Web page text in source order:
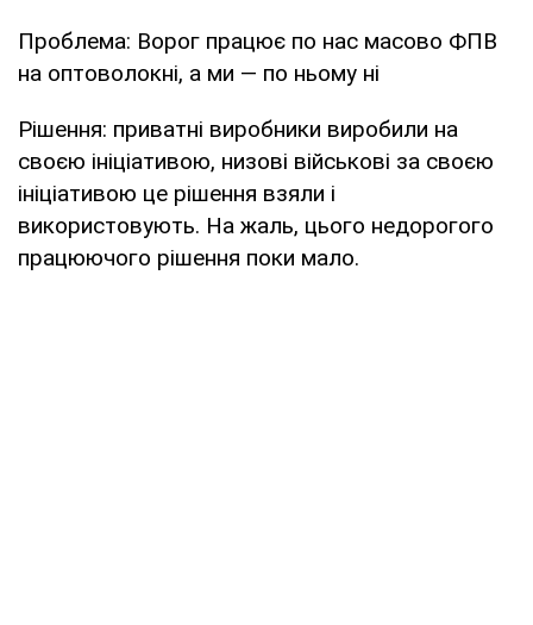
Проблема: Ворог працює по нас масово ФПВ
на оптоволокні, а ми — по ньому ні
Рішення: приватні виробники виробили на
своєю ініціативою, низові військові за своєю
ініціативою це рішення взяли і
використовують. На жаль, цього недорогого
працюючого рішення поки мало.